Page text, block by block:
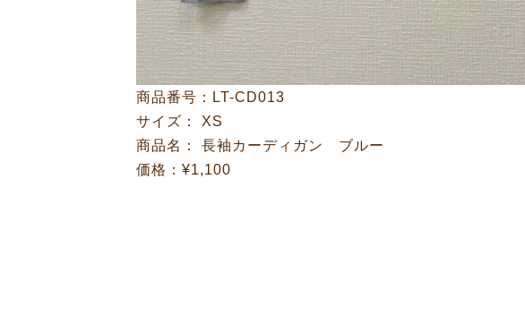
商品番号：LT-CD013
サイズ： XS
商品名： 長袖カーディガン ブルー
価格：¥1,100